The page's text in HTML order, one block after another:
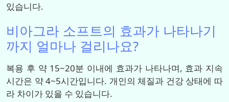
있습니다.
비아그라 소프트의 효과가 나타나기
까지 얼마나 걸리나요?
복용 후 약 15~20분 이내에 효과가 나타나며, 효과 지속
시간은 약 4~5시간입니다. 개인의 체질과 건강 상태에 따
라 차이가 있을 수 있습니다.